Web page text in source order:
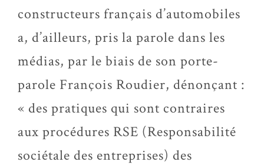
constructeurs français d’automobiles
a, d’ailleurs, pris la parole dans les
médias, par le biais de son porte-
parole François Roudier, dénonçant :
« des pratiques qui sont contraires
aux procédures RSE (Responsabilité
sociétale des entreprises) des